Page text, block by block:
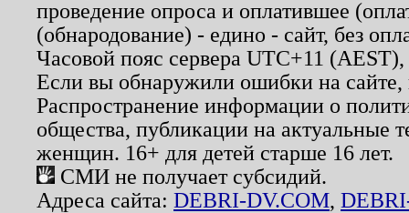
проведение опроса и оплатившее
(обнародование) - едино - сайт, без
Часовой пояс сервера UTC+11
Если вы обнаружили ошибки на
Распространение информации о
общества, публикации на актуальные
женщин. 16+ для детей старше 16 лет.
СМИ не получает субсидий.
Адреса сайта: DEBRI-DV.COM,